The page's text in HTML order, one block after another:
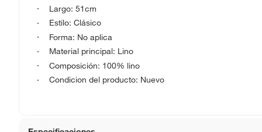
Largo: 51cm
Estilo: Clásico
Forma: No aplica
Material principal: Lino
Composición: 100% lino
Condicion del producto: Nuevo